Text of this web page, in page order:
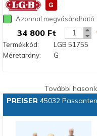
Azonnal megvásárolható
34 800 Ft
Termékkód:
LGB 51755
Méretarány:
G
További
PREISER45032 Passanten